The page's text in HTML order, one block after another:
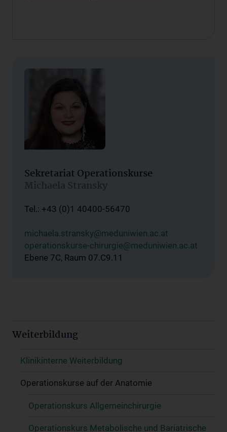
Sekretariat Operationskurse
Michaela Stransky
Tel.: +43 (0)1 40400-56470
michaela.stransky@meduniwien.ac.at
operationskurse-chirurgie@meduniwien.ac.at
Ebene 7C, Raum 07.C9.11
Weiterbildung
Klinikinterne Weiterbildung
Operationskurse auf der Anatomie
Operationskurs Allgemeinchirurgie
Operationskurs Metabolische und Bariatrische